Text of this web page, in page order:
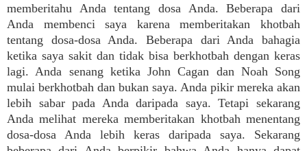
memberitahu Anda tentang dosa Anda. Beberapa dari
Anda membenci saya karena memberitakan khotbah
tentang dosa-dosa Anda. Beberapa dari Anda bahagia
ketika saya sakit dan tidak bisa berkhotbah dengan keras
lagi. Anda senang ketika John Cagan dan Noah Song
mulai berkhotbah dan bukan saya. Anda pikir mereka akan
lebih sabar pada Anda daripada saya. Tetapi sekarang
Anda melihat mereka memberitakan khotbah menentang
dosa-dosa Anda lebih keras daripada saya. Sekarang